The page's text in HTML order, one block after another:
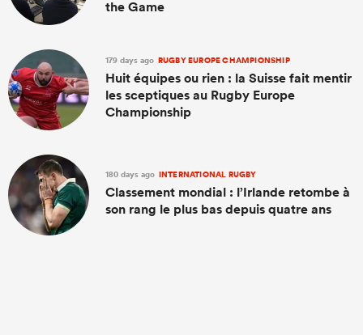
the Game
179 days ago RUGBY EUROPE CHAMPIONSHIP
Huit équipes ou rien : la Suisse fait mentir
les sceptiques au Rugby Europe
Championship
180 days ago INTERNATIONAL RUGBY
Classement mondial : l’Irlande retombe à
son rang le plus bas depuis quatre ans